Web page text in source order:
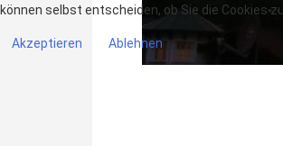
können selbst entscheiden, ob Sie die Cookies
Akzeptieren
Ablehnen